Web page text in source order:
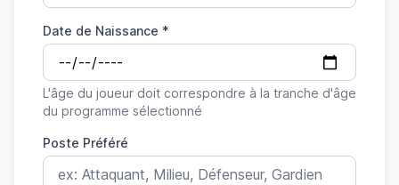
Date de Naissance *
L'âge du joueur doit correspondre à la tranche d'âge
du programme sélectionné
Poste Préféré